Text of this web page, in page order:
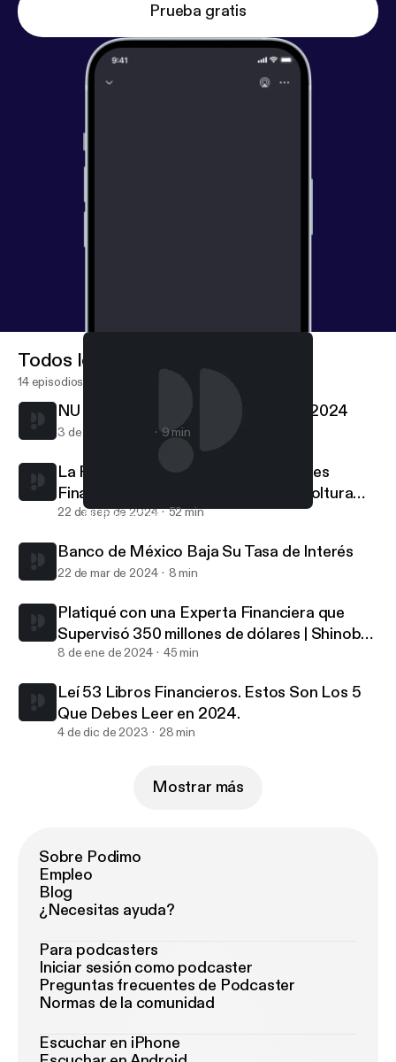
Prueba gratis
NU Baja Su Tasa Por Quinta Vez en 2024
Todos los episodios
14 episodios
NU Baja Su Tasa Por Quinta Vez en 2024
3 de oct de 2024 9 min
La Psicología De Nuestras Decisiones
Financieras | con Daniel Urías de Cooltura
Financiera
22 de sep de 2024 52 min
Banco de México Baja Su Tasa de Interés
22 de mar de 2024 8 min
Platiqué con una Experta Financiera que
Supervisó 350 millones de dólares | Shinobu
Hindert
8 de ene de 2024 45 min
Leí 53 Libros Financieros. Estos Son Los 5
Que Debes Leer en 2024.
4 de dic de 2023 28 min
Mostrar más
Sobre Podimo
Empleo
Blog
¿Necesitas ayuda?
Para podcasters
Iniciar sesión como podcaster
Preguntas frecuentes de Podcaster
Normas de la comunidad
Escuchar en iPhone